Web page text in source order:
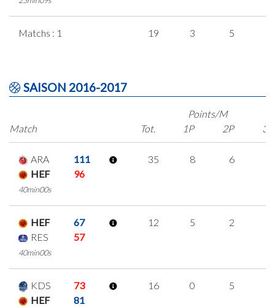
Matchs : 1 19 3 5
SAISON 2016-2017
Match
Points/M
Tot.
1P 2P 3P
ARA
111
HEF
96
40min00s
35 8 6
HEF
67
RES
57
40min00s
12 5 2
KDS
73
HEF
81
16 0 5